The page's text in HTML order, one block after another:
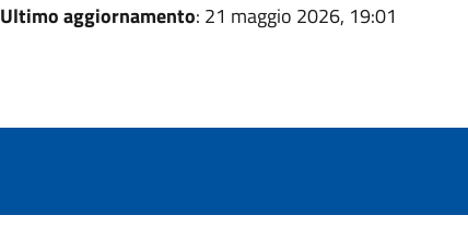
Ultimo aggiornamento: 21 maggio 2026, 19:01